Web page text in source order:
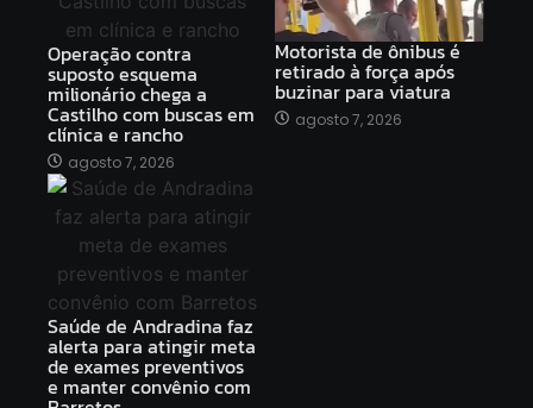
Operação contra
suposto esquema
milionário chega a
Castilho com buscas em
clínica e rancho
agosto 7, 2026
Motorista de ônibus é
retirado à força após
buzinar para viatura
agosto 7, 2026
Saúde de Andradina faz
alerta para atingir meta
de exames preventivos
e manter convênio com